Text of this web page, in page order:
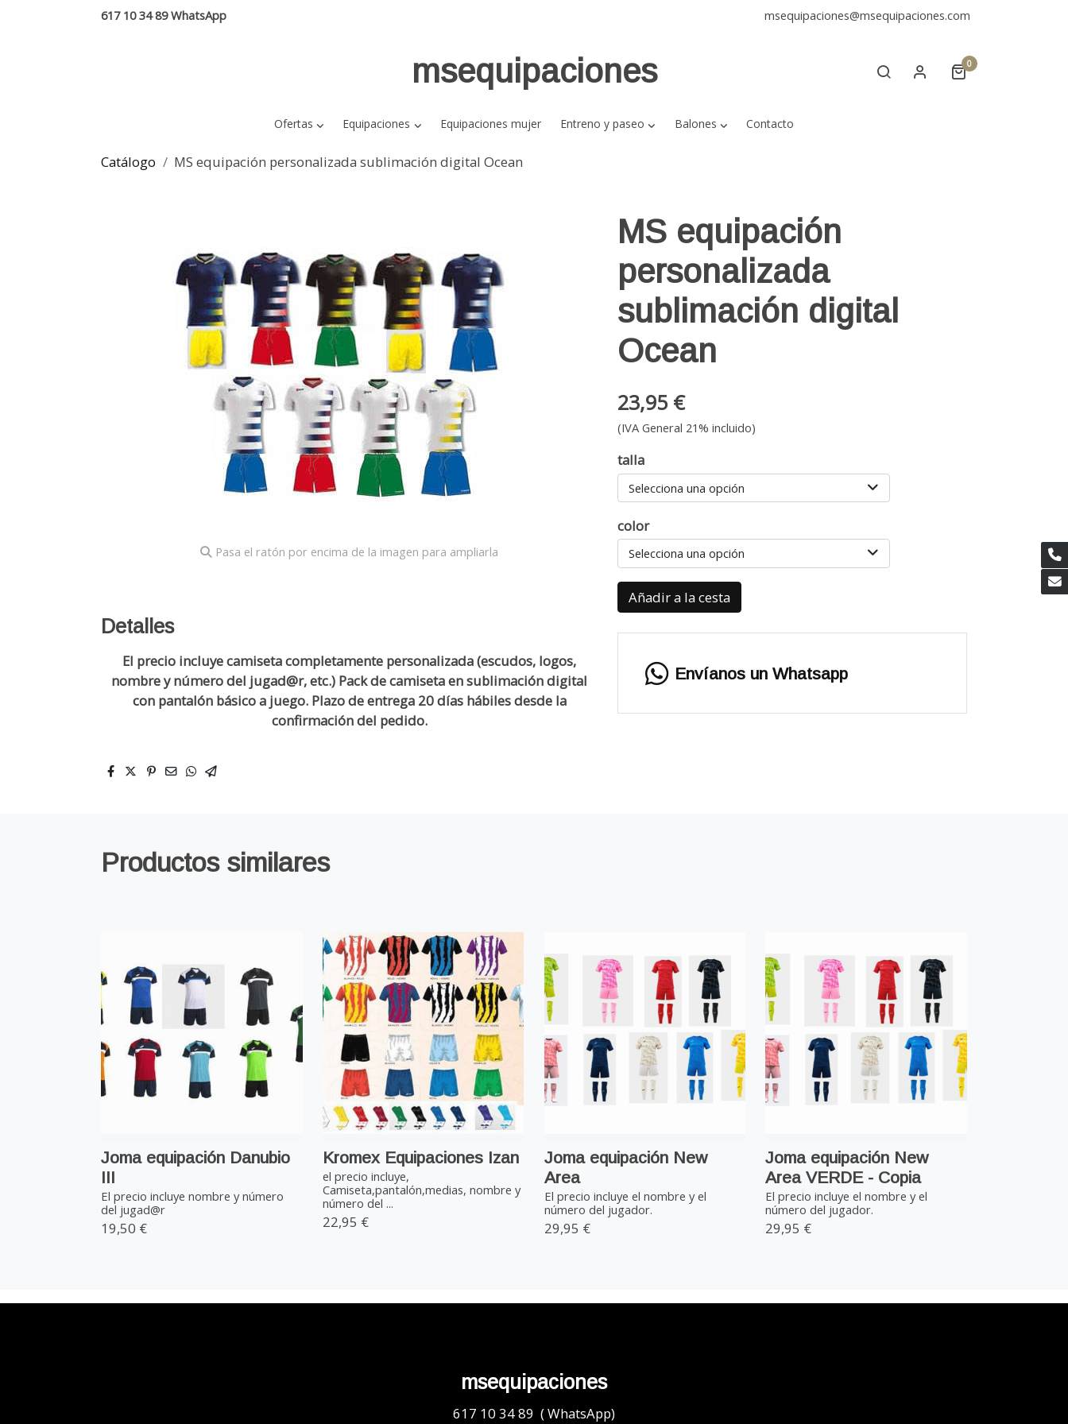
617 10 34 89 WhatsApp msequipaciones@msequipaciones.com
msequipaciones 0
Ofertas Equipaciones Equipaciones mujer Entreno y paseo Balones Contacto
Catálogo MS equipación personalizada sublimación digital Ocean
Pasa el ratón por encima de la imagen para ampliarla
Detalles
El precio incluye camiseta completamente personalizada (escudos, logos,
nombre y número del jugad@r, etc.) Pack de camiseta en sublimación digital
con pantalón básico a juego. Plazo de entrega 20 días hábiles desde la
confirmación del pedido.
MS equipación
personalizada
sublimación digital
Ocean
23,95 €
(IVA General 21% incluido)
talla
Selecciona una opción
color
Selecciona una opción
Añadir a la cesta
Envíanos un Whatsapp
Productos similares
Joma equipación Danubio
III
El precio incluye nombre y número
del jugad@r
19,50 €
Kromex Equipaciones Izan
el precio incluye,
Camiseta,pantalón,medias, nombre y
número del ...
22,95 €
Joma equipación New
Area
El precio incluye el nombre y el
número del jugador.
29,95 €
Joma equipación New
Area VERDE - Copia
El precio incluye el nombre y el
número del jugador.
29,95 €
msequipaciones
617 10 34 89 ( WhatsApp)